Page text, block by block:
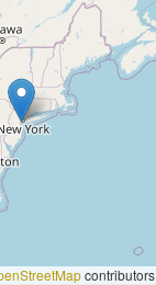
contributors